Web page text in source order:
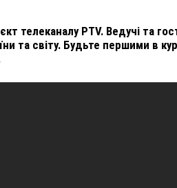
телеканалу PTV. Ведучі та
та світу. Будьте першими в